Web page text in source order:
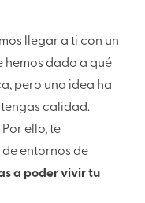
llegar a ti con un
hemos dado a qué
pero una idea ha
calidad.
Por ello, te
entornos de
a poder vivir tu